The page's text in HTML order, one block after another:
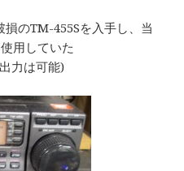
のTM-455Sを入手し、当
用していた
力は可能)